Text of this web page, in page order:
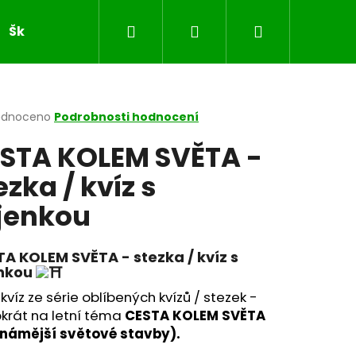
Školní sešity JARO VELIKONOCE
Hledat PřihlášeníNákupní
Podrobnosti hodnocení
KOLEM SVĚTA -
/ kvíz s
KOLEM SVĚTA - stezka / kvíz s
ze série oblíbených kvízů / stezek -
na letní téma CESTA KOLEM SVĚTA
světové stavby).